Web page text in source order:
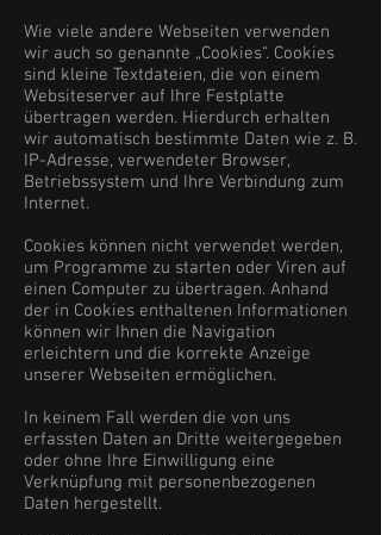
Wie viele andere Webseiten verwenden
wir auch so genannte „Cookies“. Cookies
sind kleine Textdateien, die von einem
Websiteserver auf Ihre Festplatte
übertragen werden. Hierdurch erhalten
wir automatisch bestimmte Daten wie z. B.
IP-Adresse, verwendeter Browser,
Betriebssystem und Ihre Verbindung zum
Internet.
Cookies können nicht verwendet werden,
um Programme zu starten oder Viren auf
einen Computer zu übertragen. Anhand
der in Cookies enthaltenen Informationen
können wir Ihnen die Navigation
erleichtern und die korrekte Anzeige
unserer Webseiten ermöglichen.
In keinem Fall werden die von uns
erfassten Daten an Dritte weitergegeben
oder ohne Ihre Einwilligung eine
Verknüpfung mit personenbezogenen
Daten hergestellt.